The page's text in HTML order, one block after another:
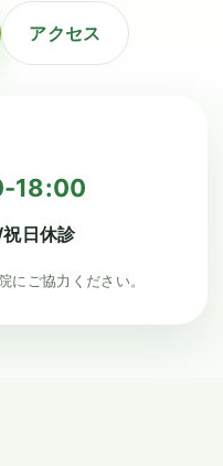
アクセス
18:00
日休診
にご協力ください。